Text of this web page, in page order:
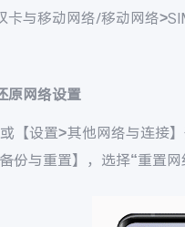
卡与移动网络/移动网络
原网络设置
【设置>其他网络与连接
份与重置】，选择“重置网